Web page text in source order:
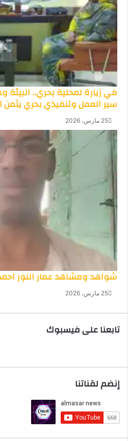
في زيارة لمحلية بحري.. البيئة
سير العمل وتنفيذي بحري يثمن
25 مارس، 2026
شواهد ومشاهد عمار النور
25 مارس، 2026
تابعنا على فيسبوك
إنضم لقناتنا